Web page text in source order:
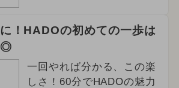
！HADOの初めての一歩は
◎
一回やれば分かる、この楽
しさ！60分でHADOの魅力